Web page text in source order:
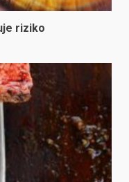
riziko